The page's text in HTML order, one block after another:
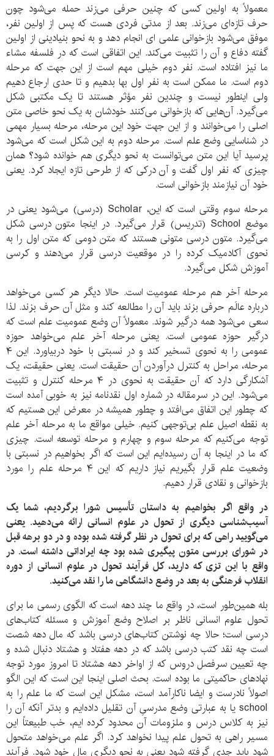
معمولاً به اولین کسی که چنین حرفی می‌زند حمله می‌شود چون
حرف تازه‌ای می‌زند. بعد از مدتی فردی هست که پس از اولین نفر،
موفق می‌شود بازخوانی علمی ای انجام دهد و به نحو بنیادینی از اولین
گفته دفاع و آن را تثبیت می‌کند. این اتفاقی است که در فلسفه مشاء
ما نیز افتاده است. نفر دوم خیلی مهم است از این جهت که مرحله
دوم است. ما ممکن است به نفر اول بها بدهیم و تا حدی ارجاع دهیم
ولی اینطور نیست و چندین نفر مؤثر هستند تا یک مکتبی شکل
می‌گیرد. آن‌هایی که بازخوانی می‌کنند خودشان به یک نحو خاصی متن
اصلی را می‌خوانند و از این جهت خود این مرحله، مرحله بسیار مهمی
در شناسایی وضع علم است. مرحله دوم به این شکل است که می‌شود
پرسید آیا این متن می‌توانست به نحو دیگری هم خوانده شود؟ همان
چیزی که نفر اول گفت و آن درکی که از طرحی تازه ایجاد کرد. یعنی
خود آن نیازمند بازخوانی است.
مرحله سوم وقتی است که این، Scholar (درسی) می‌شود یعنی در
موضع School (تدریس) قرار می‌گیرد. در اینجا متون درسی شکل
می‌گیرد. متون درسی متونی هستند که متن دومی که متن اول را به
نحوی آکادمیک کرده را در موقعیت درسی قرار می‌دهند و کرسی
آموزش شکل می‌گیرد.
مرحله آخر هم مرحله عمومیت است. حالا دیگر هر کسی می‌خواهد
درباره عالَم حرفی بزند باید آن را مطالعه کند و مثل آن حرف بزند. لذا
سعی می‌شود همه درگیر شوند. معمولاً آن وضع عمومیت علم است که
درگیر حوزه عمومی است. یعنی مرحله آخر علم می‌خواهد حوزه
عمومی را به نحوی تسخیر کند و در نسبتی با خود دربیاورد. این ۴
مرحله، مراحل به کنترل درآوردن آن حقیقت است. یعنی حقیقت، یک
آشکارگی دارد که آن حقیقت به نحوی در ۴ مرحله کنترل و تثبیت
می‌شود. این در سرمقاله در شماره اول نقدنامه نیز به خوبی آمده است
که چطور این اتفاق می‌افتد و چطور همیشه در معرض این هستیم که
به نقطه اصیل علم بی‌توجهی کنیم. خیلی مواقع ما به مرحله آخر علم
توجه می‌کنیم که مرحله سوم و چهارم و مرحله توسعه است. چیزی
که ما در اینجا به آن رسیده‌ایم این است که اگر بخواهیم در نسبتی با
وضعیت علم قرار بگیریم نیاز داریم که این ۴ مرحله علم را مورد
بازخوانی و نقادی قرار دهیم.
در واقع اگر بخواهیم به داستان تأسیس شورا برگردیم، شما یک
آسیب‌شناسی دیگری از تحول در علوم انسانی ارائه می‌دهید. یعنی
می‌گویید راهی که برای تحول در نظر گرفته شده بوده و در دو برهه قبل
در شورای بررسی متون پیگیری شده بود چه ایراداتی داشته است. در
واقع با این تزی که دارید، کل فرآیند تحول در علوم انسانی از دوره
انقلاب فرهنگی به بعد در وضع دانشگاهی ما را نقد می‌کنید.
بله همین‌طور است، در واقع ما چند دهه است که الگوی رسمی ما برای
تحول علوم انسانی ناظر بر اصلاح وضع آموزش و مسئله کتاب‌های
درسی است؛ حالا چه نوشتن کتاب‌های درسی باشد که مال دهه شصت
است چه نقد کتب درسی باشد که در دهه هفتاد و هشتاد دنبال شده و
چه تعیین سرفصل دروس که از اواخر دهه هشتاد تا امروز مورد توجه
نهادهای حاکمیتی ما بوده است. بحث اصلی اینجا این است که این الگو
اصولاً نادرست و ایضا ناکارآمد است، مشکل این است که ما علم را به
school یا به عبارتی وضع مدرسیِ آن تقلیل داده‌ایم و بدتر آنکه آن را
نیز به کلاس درس و ملزومات آن محدود کرده ایم، خب طبیعتاً این
مسیر راهی به تحول علم پیدا نخواهد کرد. اگر علم می‌خواهد متحول
شود باید جدی گرفته شود یعنی به نحو دیگری مالِ خود شود. فرآیند